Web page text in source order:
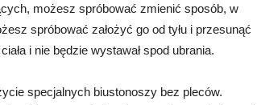
możesz spróbować zmienić sposób, w
spróbować założyć go od tyłu i przesunąć
i nie będzie wystawał spod ubrania.
specjalnych biustonoszy bez pleców.